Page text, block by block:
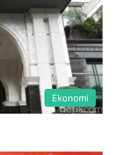
Ekonomi